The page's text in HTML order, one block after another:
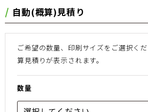
⾃動(概算)⾒積り
ご希望の数量、印刷サイズをご選択くだ
算⾒積りが表⽰されます。
数量